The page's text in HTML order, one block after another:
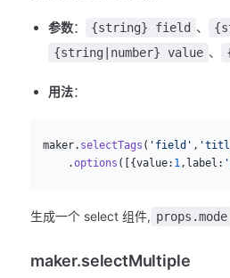
参数： {string} field 、
{string|number} value 、
用法：
  maker.
selectTags ( 'field' ,
      .
options ([{value: 1 ,label:
生成一个 select 组件, props.mode
maker.selectMultiple